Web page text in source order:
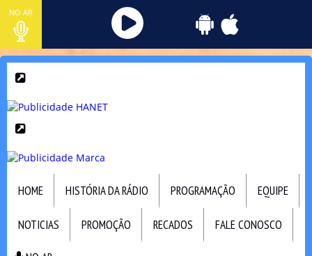
NO AR
HOME HISTÓRIA DA RÁDIO PROGRAMAÇÃO EQUIPE
NOTICIAS PROMOÇÃO RECADOS FALE CONOSCO